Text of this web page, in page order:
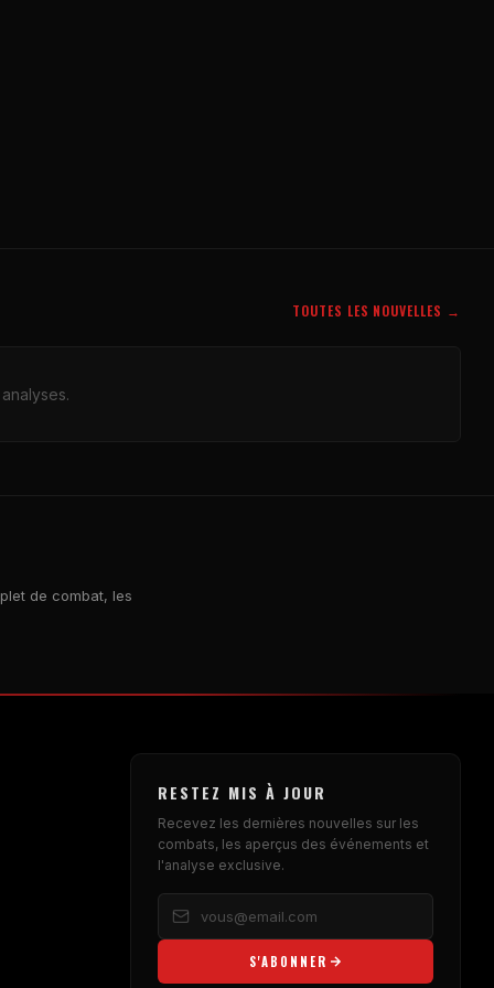
TOUTES LES NOUVELLES →
de combat, les
RESTEZ MIS À JOUR
Recevez les dernières nouvelles sur les
combats, les aperçus des événements et
l'analyse exclusive.
S'ABONNER